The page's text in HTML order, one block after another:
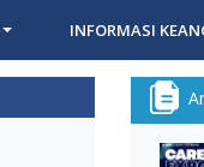
INFORMASI